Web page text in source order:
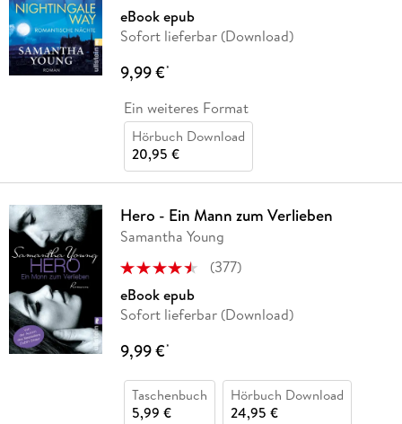
eBook epub
Sofort lieferbar (Download)
9,99 €*
Ein weiteres Format
Hörbuch Download
20,95 €
Hero - Ein Mann zum Verlieben
Samantha Young
(377)
eBook epub
Sofort lieferbar (Download)
9,99 €*
Taschenbuch
5,99 €
Hörbuch Download
24,95 €